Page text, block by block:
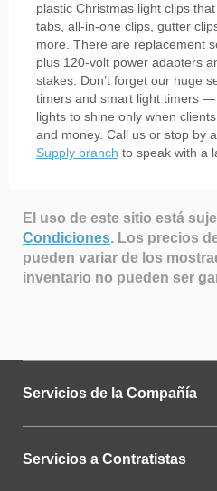
plastic Christmas light clips
tabs, all-in-one clips, gutter
more. There are replacement
plus 120-volt power adapters
stakes. Don’t forget our huge
timers and smart light timers
lights to shine only when
and money. Call us or stop by a
Supply branch to speak with a
El uso de este sitio está
Condiciones. Los precios
pueden variar de los
inventario no pueden ser
Servicios de la Compañía
Servicios a Contratistas